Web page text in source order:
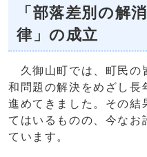
「部落差別の解
律」の成立
久御山町では、町民の
和問題の解決をめざし長
進めてきました。その結
てはいるものの、今なお
ています。